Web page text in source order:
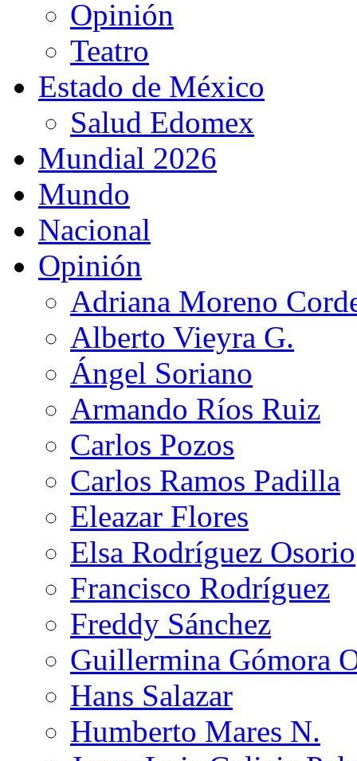
Opinión
Teatro
Estado de México
Salud Edomex
Mundial 2026
Mundo
Nacional
Opinión
Adriana Moreno
Alberto Vieyra G.
Ángel Soriano
Armando Ríos Ruiz
Carlos Pozos
Carlos Ramos Padilla
Eleazar Flores
Elsa Rodríguez Osorio
Francisco Rodríguez
Freddy Sánchez
Guillermina Gómora
Hans Salazar
Humberto Mares N.